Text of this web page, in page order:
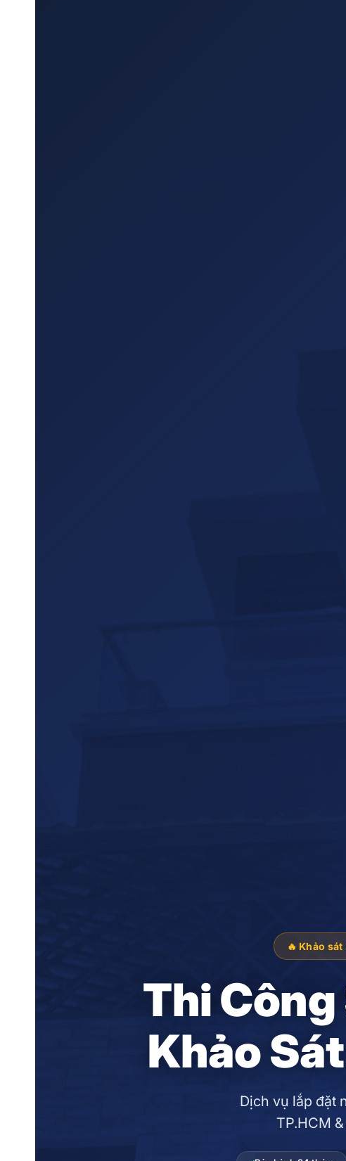
🔥 Khảo
Thi
Khảo
Dịch vụ lắp đặt
TP.HCM